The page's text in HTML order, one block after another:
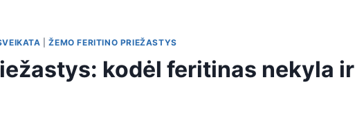
|ŽEMO FERITINO PRIEŽASTYS
kodėl feritinas nekyla ir